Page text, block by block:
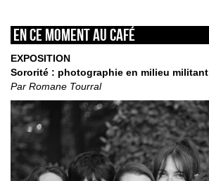
En ce moment au café
EXPOSITION
Sororité : photographie en milieu militant
Par Romane Tourral